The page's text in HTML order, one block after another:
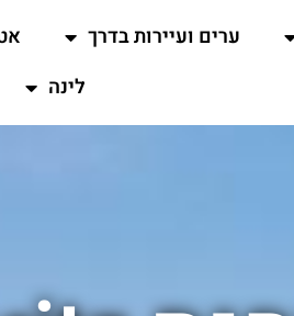
ערים ועיירות בדרך
לינה